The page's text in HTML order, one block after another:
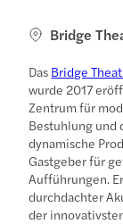
Bridge
Das Bridge
wurde 2017
Zentrum für
Bestuhlung und
dynamische
Gastgeber für
Aufführungen.
durchdachter
der